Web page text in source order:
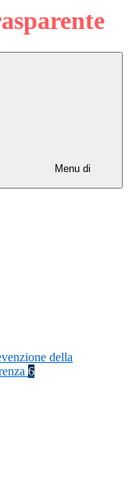
Menu di
della
6